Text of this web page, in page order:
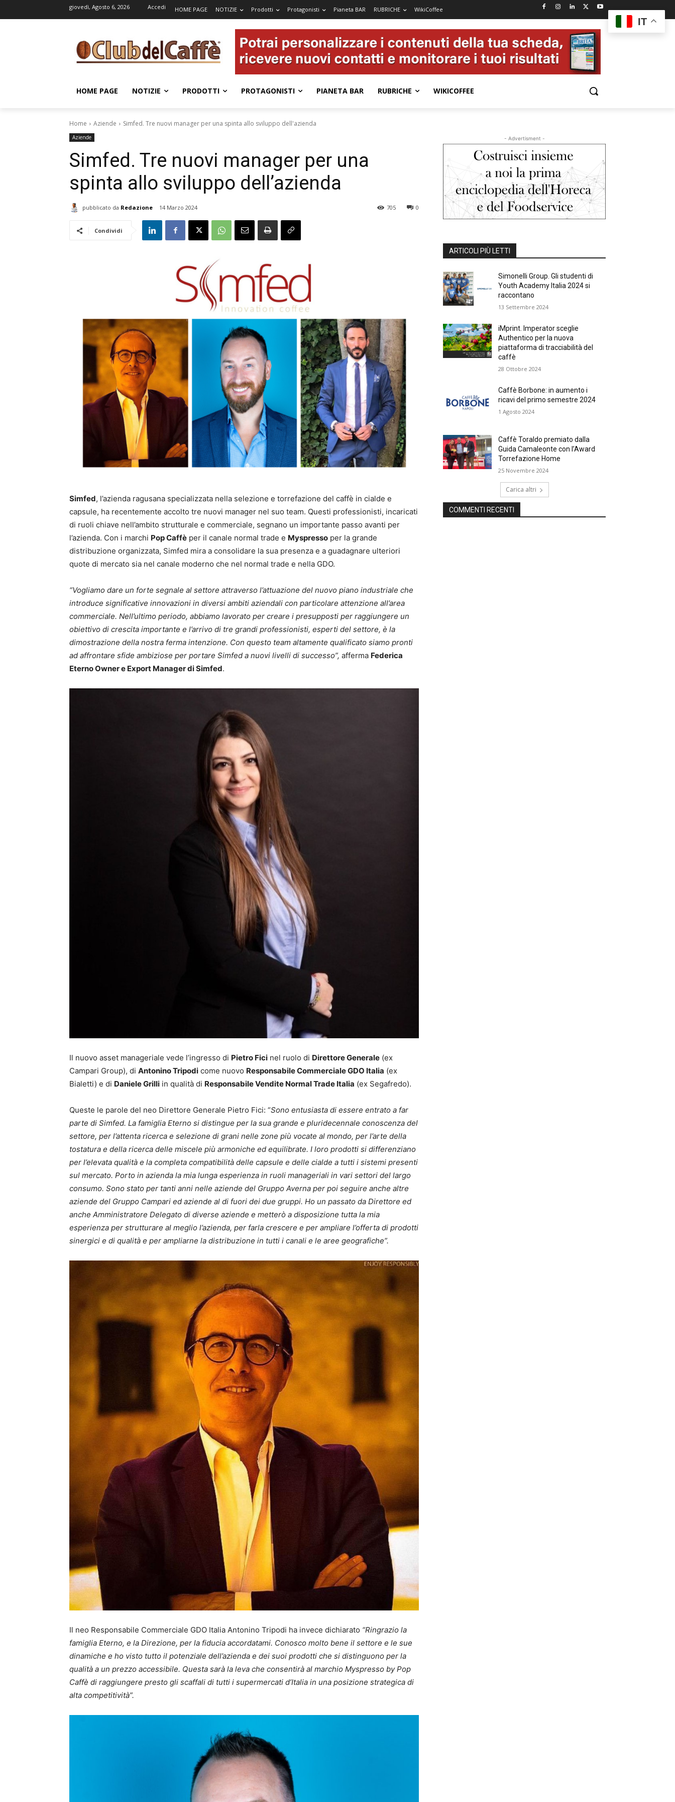
giovedì, Agosto 6, 2026 Accedi HOME PAGE NOTIZIE Prodotti Protagonisti Pianeta BAR RUBRICHE WikiCoffee
HOME PAGE NOTIZIE PRODOTTI PROTAGONISTI PIANETA BAR RUBRICHE WIKICOFFEE
Home Aziende Simfed. Tre nuovi manager per una spinta allo sviluppo dell'azienda
Aziende
Simfed. Tre nuovi manager per una
spinta allo sviluppo dell’azienda
pubblicato da Redazione 14 Marzo 2024 0
705
Condividi
Simfed, l’azienda ragusana specializzata nella selezione e torrefazione del caffè in cialde e
capsule, ha recentemente accolto tre nuovi manager nel suo team. Questi professionisti, incaricati
di ruoli chiave nell’ambito strutturale e commerciale, segnano un importante passo avanti per
l’azienda. Con i marchi Pop Caffè per il canale normal trade e Myspresso per la grande
distribuzione organizzata, Simfed mira a consolidare la sua presenza e a guadagnare ulteriori
quote di mercato sia nel canale moderno che nel normal trade e nella GDO.
“Vogliamo dare un forte segnale al settore attraverso l’attuazione del nuovo piano industriale che
introduce significative innovazioni in diversi ambiti aziendali con particolare attenzione all’area
commerciale. Nell’ultimo periodo, abbiamo lavorato per creare i presupposti per raggiungere un
obiettivo di crescita importante e l’arrivo di tre grandi professionisti, esperti del settore, è la
dimostrazione della nostra ferma intenzione. Con questo team altamente qualificato siamo pronti
ad affrontare sfide ambiziose per portare Simfed a nuovi livelli di successo”, afferma Federica
Eterno Owner e Export Manager di Simfed.
Il nuovo asset manageriale vede l’ingresso di Pietro Fici nel ruolo di Direttore Generale (ex
Campari Group), di Antonino Tripodi come nuovo Responsabile Commerciale GDO Italia (ex
Bialetti) e di Daniele Grilli in qualità di Responsabile Vendite Normal Trade Italia (ex Segafredo).
Queste le parole del neo Direttore Generale Pietro Fici: “Sono entusiasta di essere entrato a far
parte di Simfed. La famiglia Eterno si distingue per la sua grande e pluridecennale conoscenza del
settore, per l’attenta ricerca e selezione di grani nelle zone più vocate al mondo, per l’arte della
tostatura e della ricerca delle miscele più armoniche ed equilibrate. I loro prodotti si differenziano
per l’elevata qualità e la completa compatibilità delle capsule e delle cialde a tutti i sistemi presenti
sul mercato. Porto in azienda la mia lunga esperienza in ruoli manageriali in vari settori del largo
consumo. Sono stato per tanti anni nelle aziende del Gruppo Averna per poi seguire anche altre
aziende del Gruppo Campari ed aziende al di fuori dei due gruppi. Ho un passato da Direttore ed
anche Amministratore Delegato di diverse aziende e metterò a disposizione tutta la mia
esperienza per strutturare al meglio l’azienda, per farla crescere e per ampliare l’offerta di prodotti
sinergici e di qualità e per ampliarne la distribuzione in tutti i canali e le aree geografiche”.
Il neo Responsabile Commerciale GDO Italia Antonino Tripodi ha invece dichiarato “Ringrazio la
famiglia Eterno, e la Direzione, per la fiducia accordatami. Conosco molto bene il settore e le sue
dinamiche e ho visto tutto il potenziale dell’azienda e dei suoi prodotti che si distinguono per la
qualità a un prezzo accessibile. Questa sarà la leva che consentirà al marchio Myspresso by Pop
Caffè di raggiungere presto gli scaffali di tutti i supermercati d’Italia in una posizione strategica di
alta competitività”.
- Advertisment -
ARTICOLI PIÙ LETTI
Simonelli Group. Gli studenti di
Youth Academy Italia 2024 si
raccontano
13 Settembre 2024
iMprint. Imperator sceglie
Authentico per la nuova
piattaforma di tracciabilità del
caffè
28 Ottobre 2024
Caffè Borbone: in aumento i
ricavi del primo semestre 2024
1 Agosto 2024
Caffè Toraldo premiato dalla
Guida Camaleonte con l’Award
Torrefazione Home
25 Novembre 2024
Carica altri
COMMENTI RECENTI
IT